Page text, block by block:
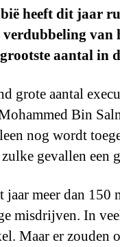
heeft dit jaar
van
aantal in
grote aantal
Bin
nog wordt
gevallen een
meer dan 150
misdrijven. In
Maar er zouden